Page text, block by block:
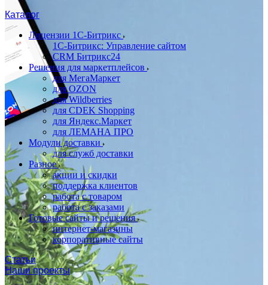
Каталог
Лицензии 1С-Битрикс
1С-Битрикс: Управление сайтом
CRM Битрикс24
Решения для маркетплейсов
для МегаМаркет
для OZON
для Wildberries
для CDEK Shopping
для Яндекс.Маркет
для ЛЕМАНА ПРО
Модули доставки
для служб доставки
Разное
акции и скидки
поддержка клиентов
работа с товаром
работа с заказами
Готовые сайты и решения
интернет-магазины
корпоративные сайты
Статьи
Наши проекты